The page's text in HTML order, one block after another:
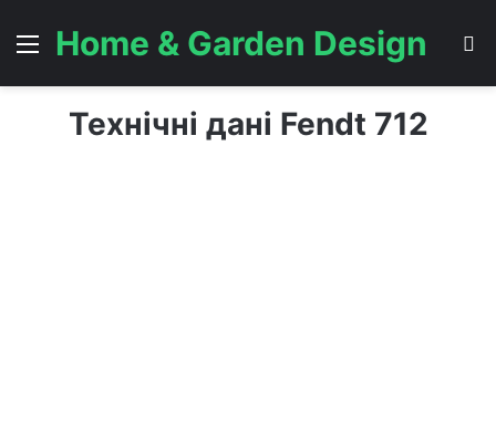
Menu
Home & Garden Design
Технічні дані Fendt 712